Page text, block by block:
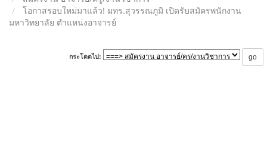
โอกาสรอบใหม่มาแล้ว! มทร.สุวรรณภูมิ เปิดรับสมัครพนักงาน
มหาวิทยาลัย ตำแหน่งอาจารย์
กระโดดไป: